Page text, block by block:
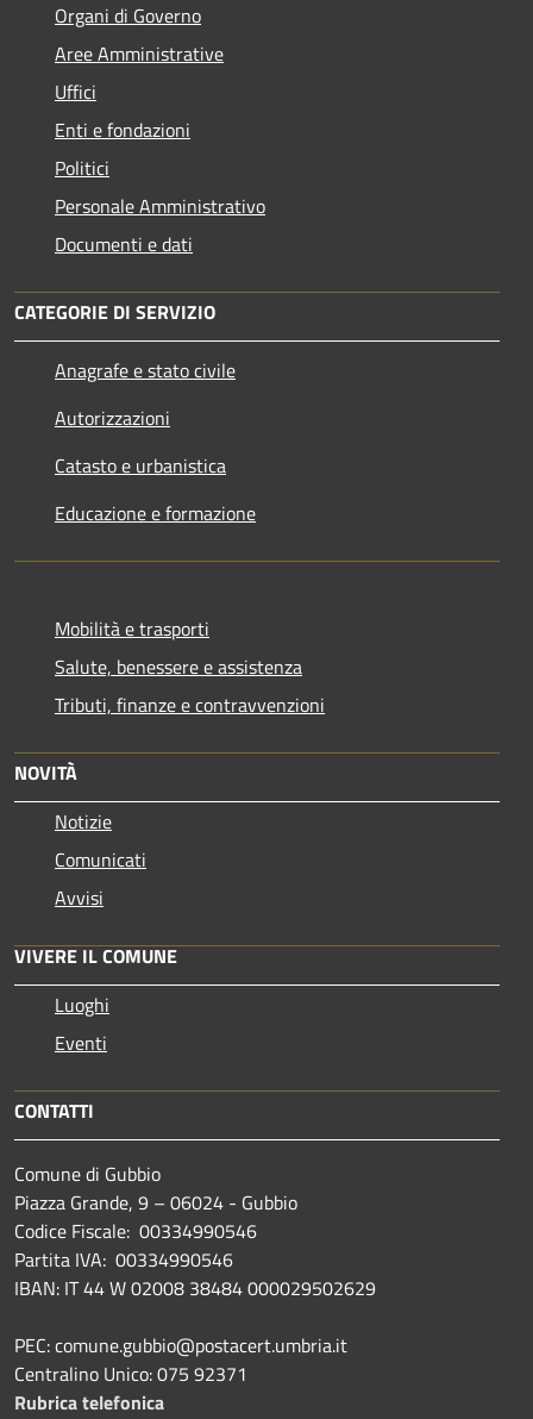
Organi di Governo
Aree Amministrative
Uffici
Enti e fondazioni
Politici
Personale Amministrativo
Documenti e dati
CATEGORIE DI SERVIZIO
Anagrafe e stato civile
Autorizzazioni
Catasto e urbanistica
Educazione e formazione
Mobilità e trasporti
Salute, benessere e assistenza
Tributi, finanze e contravvenzioni
NOVITÀ
Notizie
Comunicati
Avvisi
VIVERE IL COMUNE
Luoghi
Eventi
CONTATTI
Comune di Gubbio
Piazza Grande, 9 – 06024 - Gubbio
Codice Fiscale: 00334990546
Partita IVA: 00334990546
IBAN: IT 44 W 02008 38484 000029502629
PEC: comune.gubbio@postacert.umbria.it
Centralino Unico: 075 92371
Rubrica telefonica